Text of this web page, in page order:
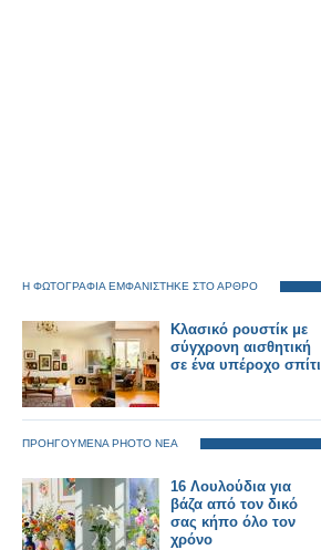
Η ΦΩΤΟΓΡΑΦΙΑ ΕΜΦΑΝΙΣΤΗΚΕ ΣΤΟ ΑΡΘΡΟ
Κλασικό ρουστίκ με
σύγχρονη αισθητική
σε ένα υπέροχο σπίτι
ΠΡΟΗΓΟΥΜΕΝΑ PHOTO ΝΕΑ
16 Λουλούδια για
βάζα από τον δικό
σας κήπο όλο τον
χρόνο